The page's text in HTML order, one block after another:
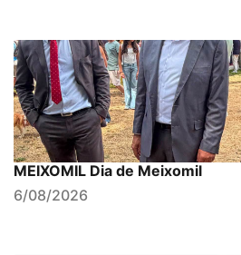
MEIXOMIL Dia de Meixomil
6/08/2026